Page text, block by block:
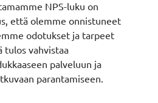
NPS-luku on
että olemme onnistuneet
odotukset ja tarpeet
tulos vahvistaa
palveluun ja
parantamiseen.